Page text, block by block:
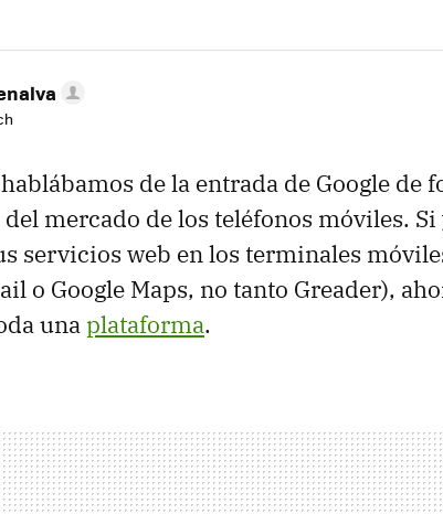
de la entrada de Google de
mercado de los teléfonos móviles.
servicios web en los terminales
o Google Maps, no tanto Greader),
unaplataforma.